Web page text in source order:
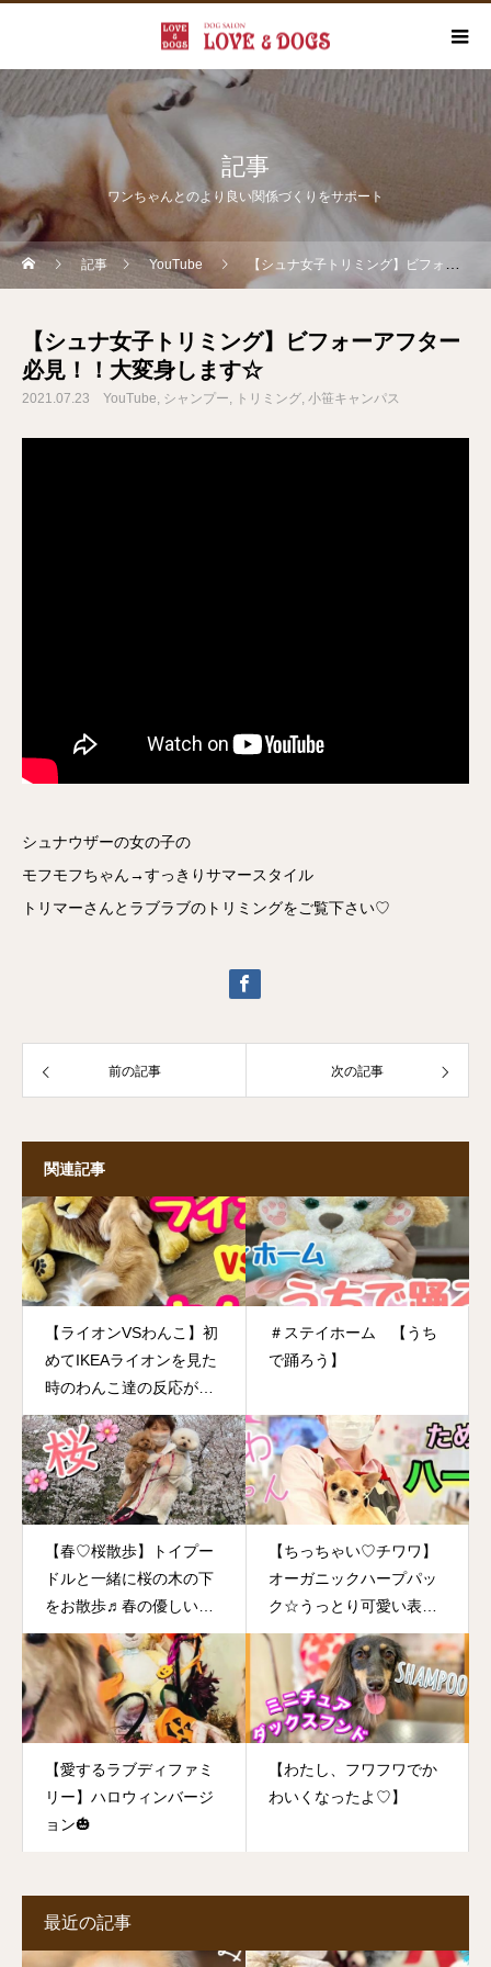
記事
ワンちゃんとのより良い関係づくりをサポート
記事 YouTube 【シュナ女子トリミング】ビフォーアフター必見！！大変身します☆
【シュナ女子トリミング】ビフォーアフター
必見！！大変身します☆
2021.07.23 YouTube シャンプー トリミング 小笹キャンパス
シュナウザーの女の子の
モフモフちゃん→すっきりサマースタイル
トリマーさんとラブラブのトリミングをご覧下さい♡
前の記事 次の記事
関連記事
【ライオンVSわんこ】初
めてIKEAライオンを見た
時のわんこ達の反応が予
想外！？でとっても可愛
かった♡
＃ステイホーム 【うち
で踊ろう】
【春♡桜散歩】トイプー
ドルと一緒に桜の木の下
をお散歩♬春の優しい日
差しの中でゆっくりお散
歩を楽しむ♡
【ちっちゃい♡チワワ】
オーガニックハープパッ
ク☆うっとり可愛い表情
に癒されます！
【愛するラブディファミ
リー】ハロウィンバージ
ョン🎃
【わたし、フワフワでか
わいくなったよ♡】
最近の記事